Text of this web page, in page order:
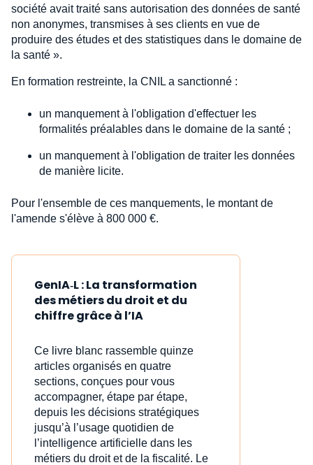
société avait traité sans autorisation des données de santé
non anonymes, transmises à ses clients en vue de
produire des études et des statistiques dans le domaine de
la santé ».
En formation restreinte, la CNIL a sanctionné :
un manquement à l'obligation d'effectuer les
formalités préalables dans le domaine de la santé ;
un manquement à l'obligation de traiter les données
de manière licite.
Pour l'ensemble de ces manquements, le montant de
l'amende s'élève à 800 000 €.
GenIA‑L : La transformation
des métiers du droit et du
chiffre grâce à l’IA
Ce livre blanc rassemble quinze
articles organisés en quatre
sections, conçues pour vous
accompagner, étape par étape,
depuis les décisions stratégiques
jusqu’à l’usage quotidien de
l’intelligence artificielle dans les
métiers du droit et de la fiscalité. Le